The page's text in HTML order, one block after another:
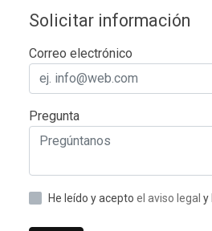
Solicitar información
Correo electrónico
Pregunta
He leído y acepto el aviso legal y